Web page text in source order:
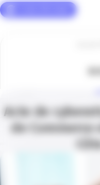
Acte de
de
Panneau de gestion des